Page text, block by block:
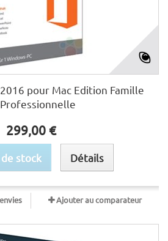
pour Mac Edition Famille
299,00 €
stock Détails
Ajouter au comparateur